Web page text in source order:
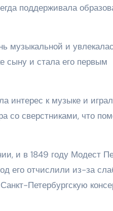
поддерживала
музыкальной и
сыну и стала его первым
интерес к музыке и
со сверстниками, что
и в 1849 году Модест
его отчислили из-за
Петербургскую